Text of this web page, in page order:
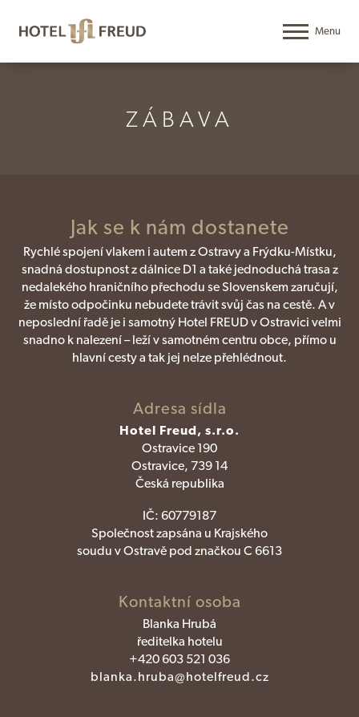
ZÁBAVA
Jak se k nám dostanete
Rychlé spojení vlakem i autem z Ostravy a Frýdku-Místku,
snadná dostupnost z dálnice D1 a také jednoduchá trasa z
nedalekého hraničního přechodu se Slovenskem zaručují,
že místo odpočinku nebudete trávit svůj čas na cestě. A v
neposlední řadě je i samotný Hotel FREUD v Ostravici velmi
snadno k nalezení – leží v samotném centru obce, přímo u
hlavní cesty a tak jej nelze přehlédnout.
Adresa sídla
Hotel Freud, s.r.o.
Ostravice 190
Ostravice, 739 14
Česká republika
IČ: 60779187
Společnost zapsána u Krajského
soudu v Ostravě pod značkou C 6613
Kontaktní osoba
Blanka Hrubá
ředitelka hotelu
+420 603 521 036
blanka.hruba@hotelfreud.cz